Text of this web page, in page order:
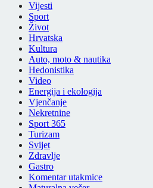
Vijesti
Sport
Život
Hrvatska
Kultura
Auto, moto & nautika
Hedonistika
Video
Energija i ekologija
Vjenčanje
Nekretnine
Sport 365
Turizam
Svijet
Zdravlje
Gastro
Komentar utakmice